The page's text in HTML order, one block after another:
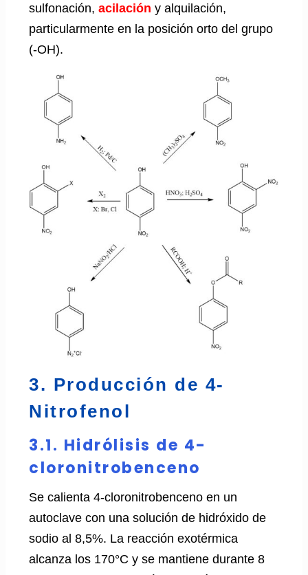
sulfonación, acilación y alquilación,
particularmente en la posición orto del grupo
(-OH).
3. Producción de 4-
Nitrofenol
3.1. Hidrólisis de 4-
cloronitrobenceno
Se calienta 4-cloronitrobenceno en un
autoclave con una solución de hidróxido de
sodio al 8,5%. La reacción exotérmica
alcanza los 170°C y se mantiene durante 8